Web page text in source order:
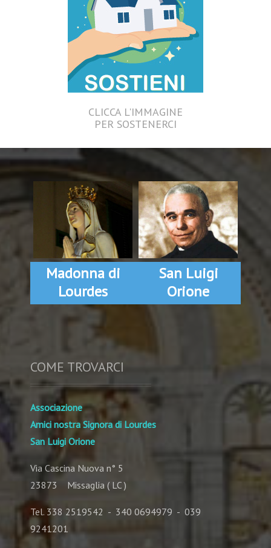
CLICCA L'IMMAGINE
PER SOSTENERCI
Madonna di
Lourdes
San Luigi
Orione
COME TROVARCI
Associazione
Amici nostra Signora di Lourdes
San Luigi Orione
Via Cascina Nuova n° 5
23873 Missaglia ( LC )
Tel. 338 2519542 - 340 0694979 - 039
9241201